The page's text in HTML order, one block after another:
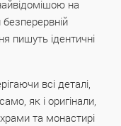
на
безперервній
пишуть ідентичні
всі деталі,
як і оригінали,
та монастирі